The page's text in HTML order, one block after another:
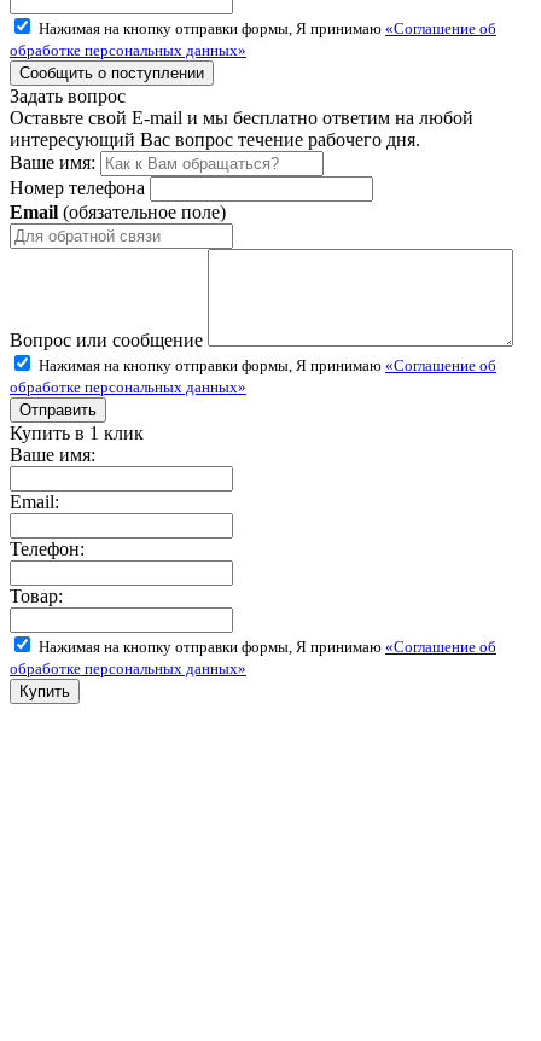
Нажимая на кнопку отправки формы, Я принимаю «Соглашение об
обработке персональных данных»
Задать вопрос
Оставьте свой E-mail и мы бесплатно ответим на любой
интересующий Вас вопрос течение рабочего дня.
Ваше имя:
Номер телефона
Email (обязательное поле)
Вопрос или сообщение
Нажимая на кнопку отправки формы, Я принимаю «Соглашение об
обработке персональных данных»
Купить в 1 клик
Ваше имя:
Email:
Телефон:
Товар:
Нажимая на кнопку отправки формы, Я принимаю «Соглашение об
обработке персональных данных»